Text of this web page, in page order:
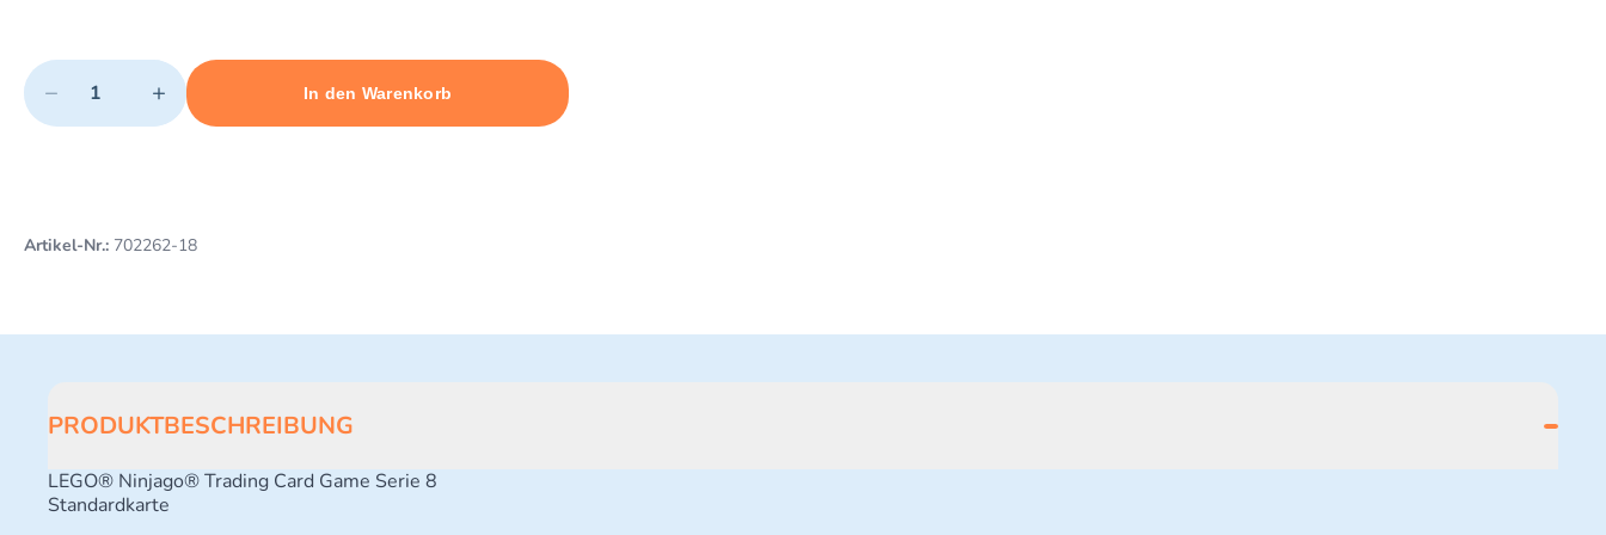
Quantity
− +
Minimum quantity: 1 Maximum quantity: 10
In den Warenkorb
Add 1 item to cart
Artikel-Nr.: 702262-18
PRODUKTBESCHREIBUNG
LEGO® Ninjago® Trading Card Game Serie 8
Standardkarte